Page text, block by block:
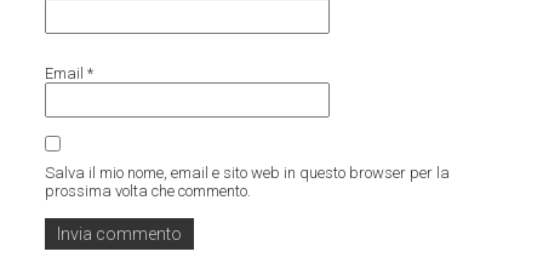
Email*
Salva il mio nome, email e sito web in questo browser per la
prossima volta che commento.